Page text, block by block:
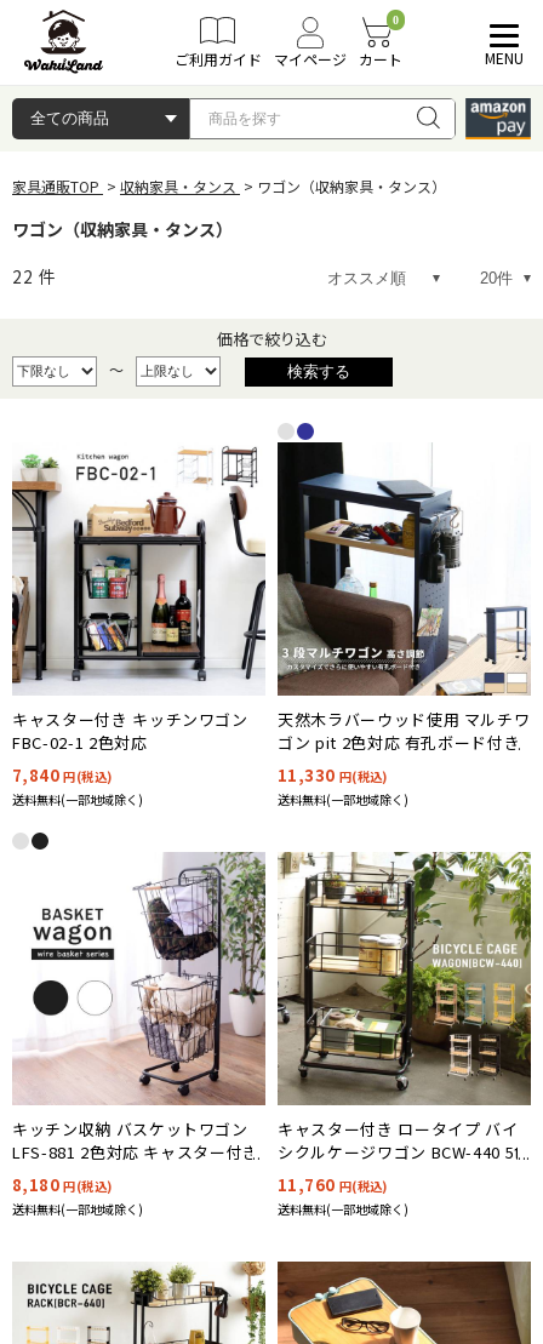
ご利用ガイド マイページ
0
カート MENU
家具通販TOP 収納家具・タンス ワゴン（収納家具・タンス）
ワゴン（収納家具・タンス）
22 件
価格で絞り込む
～
キャスター付き キッチンワゴン
FBC-02-1 2色対応
7,840円(税込)
送料無料(一部地域除く)
天然木ラバーウッド使用 マルチワ
ゴン pit 2色対応 有孔ボード付き
11,330 円(税込)
送料無料(一部地域除く)
キッチン収納 バスケットワゴン
LFS-881 2色対応 キャスター付き
8,180円(税込)
送料無料(一部地域除く)
キャスター付き ロータイプ バイ
シクルケージワゴン BCW-440 5色
対応
11,760 円(税込)
送料無料(一部地域除く)